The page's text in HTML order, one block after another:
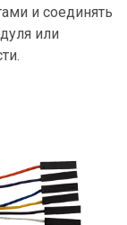
и соединять
или